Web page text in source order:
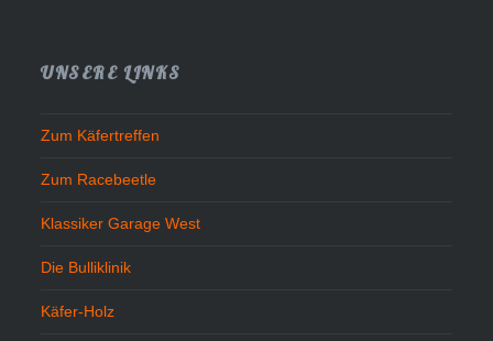
UNSERE LINKS
Zum Käfertreffen
Zum Racebeetle
Klassiker Garage West
Die Bulliklinik
Käfer-Holz